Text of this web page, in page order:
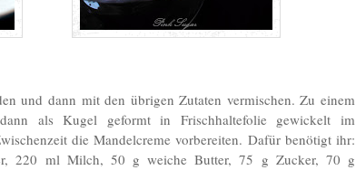
und dann mit den übrigen Zutaten vermischen. Zu einem
als Kugel geformt in Frischhaltefolie gewickelt im
die Mandelcreme vorbereiten. Dafür benötigt ihr:
220 ml Milch, 50 g weiche Butter, 75 g Zucker, 70 g